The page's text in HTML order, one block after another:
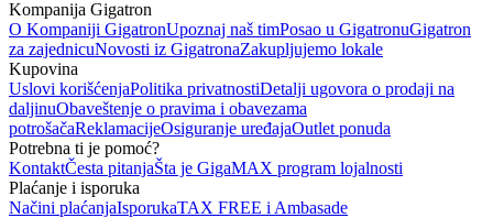
Kompanija Gigatron
O Kompaniji GigatronUpoznaj naš timPosao u GigatronuGigatron
za zajednicuNovosti iz GigatronaZakupljujemo lokale
Kupovina
Uslovi korišćenjaPolitika privatnostiDetalji ugovora o prodaji na
daljinuObaveštenje o pravima i obavezama
potrošačaReklamacijeOsiguranje uređajaOutlet ponuda
Potrebna ti je pomoć?
KontaktČesta pitanjaŠta je GigaMAX program lojalnosti
Plaćanje i isporuka
Načini plaćanjaIsporukaTAX FREE i Ambasade